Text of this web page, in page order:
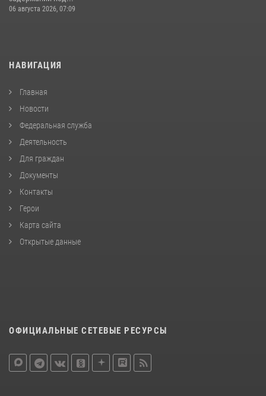
06 августа 2026, 07:09
НАВИГАЦИЯ
Главная
Новости
Федеральная служба
Деятельность
Для граждан
Документы
Контакты
Герои
Карта сайта
Открытые данные
ОФИЦИАЛЬНЫЕ СЕТЕВЫЕ РЕСУРСЫ